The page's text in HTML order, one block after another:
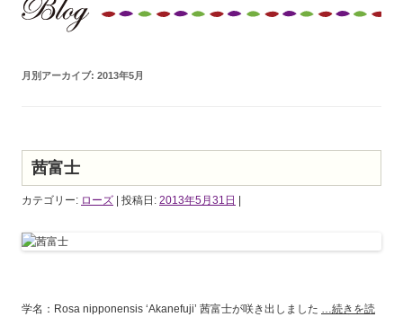
月別アーカイブ: 2013年5月
茜富士
カテゴリー: ローズ | 投稿日: 2013年5月31日
学名：Rosa nipponensis ‘Akanefuji’ 茜富士が咲き出しました …続きを読